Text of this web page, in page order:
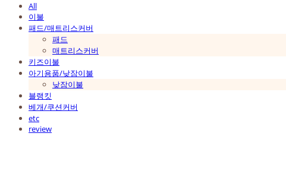
All
이불
패드/매트리스커버
패드
매트리스커버
키즈이불
아기용품/낮잠이불
낮잠이불
블랭킷
베개/쿠션커버
etc
review